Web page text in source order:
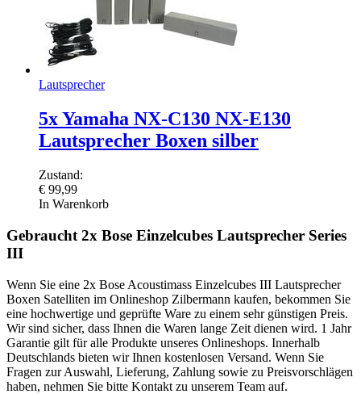
Lautsprecher
5x Yamaha NX-C130 NX-E130
Lautsprecher Boxen silber
Zustand:
€ 99,99
In Warenkorb
Gebraucht 2x Bose Einzelcubes Lautsprecher Series
III
Wenn Sie eine 2x Bose Acoustimass Einzelcubes III Lautsprecher
Boxen Satelliten im Onlineshop Zilbermann kaufen, bekommen Sie
eine hochwertige und geprüfte Ware zu einem sehr günstigen Preis.
Wir sind sicher, dass Ihnen die Waren lange Zeit dienen wird. 1 Jahr
Garantie gilt für alle Produkte unseres Onlineshops. Innerhalb
Deutschlands bieten wir Ihnen kostenlosen Versand. Wenn Sie
Fragen zur Auswahl, Lieferung, Zahlung sowie zu Preisvorschlägen
haben, nehmen Sie bitte Kontakt zu unserem Team auf.